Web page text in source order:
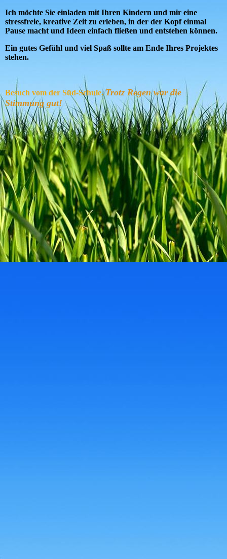
Ich möchte Sie einladen mit Ihren Kindern und mir eine
stressfreie, kreative Zeit zu erleben, in der der Kopf einmal
Pause macht und Ideen einfach fließen und entstehen können.
Ein gutes Gefühl und viel Spaß sollte am Ende Ihres Projektes
stehen.
Besuch vom der Süd-Schule.Trotz Regen war die
Stimmung gut!